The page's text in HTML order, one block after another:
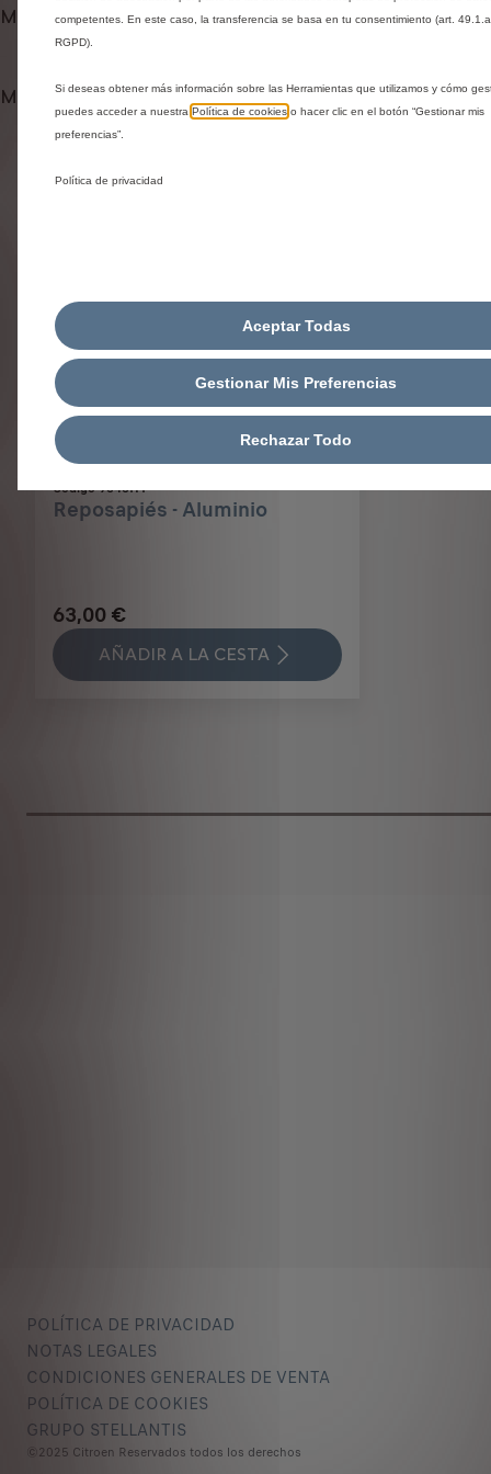
Métodos de pago
Métodos de envío y devolución
Productos relacionados
Codigo 9646H1
Reposapiés - Aluminio
63,00 €
AÑADIR A LA CESTA
POLÍTICA DE PRIVACIDAD
NOTAS LEGALES
CONDICIONES GENERALES DE VENTA
POLÍTICA DE COOKIES
GRUPO STELLANTIS
©2025 Citroen Reservados todos los derechos
competentes. En este caso, la transferencia se basa en tu consentimiento (art.
RGPD).
Si deseas obtener más información sobre las Herramientas que utilizamos y cómo
puedes acceder a nuestra Política de cookies o hacer clic en el botón “Gestionar mis
preferencias”.
Política de privacidad
Gestionar Mis Preferencias
Aceptar Todas
Rechazar Todo